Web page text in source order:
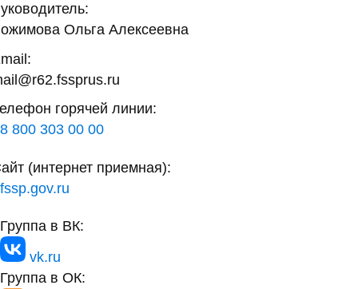
Ольга Алексеевна
горячей линии:
8 800 303 00 00
(интернет приемная):
fssp.gov.ru
Группа в ВК:
vk.ru
Группа в ОК: